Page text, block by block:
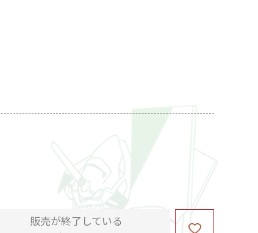
販売が終了している